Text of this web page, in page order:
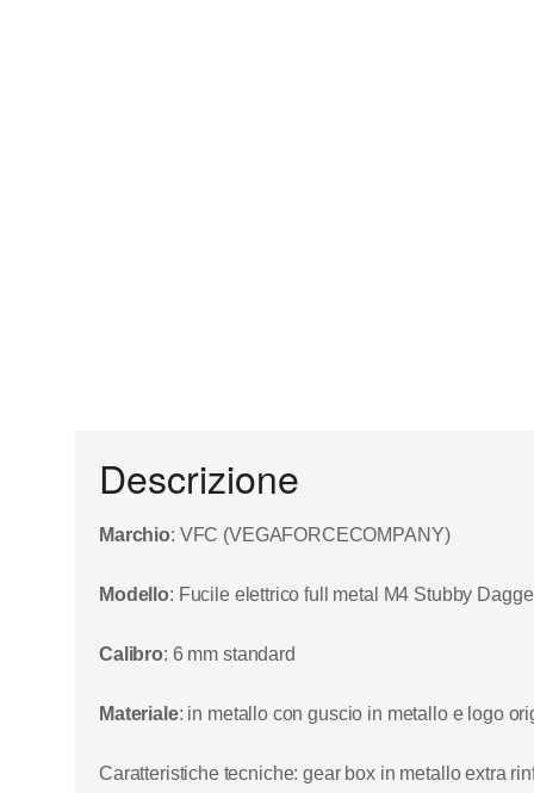
Descrizione
Marchio: VFC (VEGAFORCECOMPANY)
Modello: Fucile elettrico full metal M4 Stubby
Calibro: 6 mm standard
Materiale: in metallo con guscio in metallo e logo
Caratteristiche tecniche: gear box in metallo extra